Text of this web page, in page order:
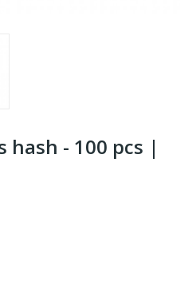
hash - 100 pcs |